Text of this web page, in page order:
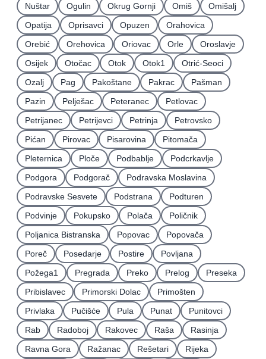
Nuštar
Ogulin Okrug Gornji Omiš
Omišalj
Opatija
Oprisavci Opuzen
Orahovica
Orebić
Orehovica Oriovac Orle
Oroslavje
Osijek
Otočac Otok Otok1
Otrić-Seoci
Ozalj
Pag Pakoštane Pakrac
Pašman
Pazin
Pelješac Peteranec
Petlovac
Petrijanec
Petrijevci Petrinja
Petrovsko
Pićan
Pirovac Pisarovina
Pitomača
Pleternica
Ploče Podbablje
Podcrkavlje
Podgora
Podgorač
Podravska Moslavina
Podravske Sesvete
Podstrana
Podturen
Podvinje
Pokupsko Polača
Poličnik
Poljanica Bistranska
Popovac
Popovača
Poreč
Posedarje Postire
Povljana
Požega1
Pregrada Preko Prelog
Preseka
Pribislavec
Primorski Dolac
Primošten
Privlaka
Pučišće Pula Punat
Punitovci
Rab
Radoboj Rakovec Raša
Rasinja
Ravna Gora
Ražanac Rešetari
Rijeka